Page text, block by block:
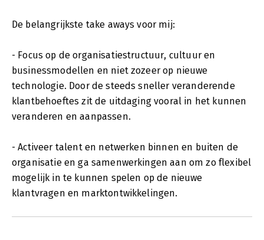
De belangrijkste take aways voor mij:
- Focus op de organisatiestructuur, cultuur en
businessmodellen en niet zozeer op nieuwe
technologie. Door de steeds sneller veranderende
klantbehoeftes zit de uitdaging vooral in het kunnen
veranderen en aanpassen.
- Activeer talent en netwerken binnen en buiten de
organisatie en ga samenwerkingen aan om zo flexibel
mogelijk in te kunnen spelen op de nieuwe
klantvragen en marktontwikkelingen.